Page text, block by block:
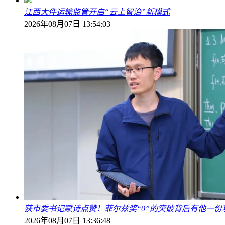
江西大件运输监管开启“云上智治”新模式
2026年08月07日 13:54:03
获市委书记赋诗点赞！菲尔兹奖“0”的突破背后有他一份
2026年08月07日 13:36:48